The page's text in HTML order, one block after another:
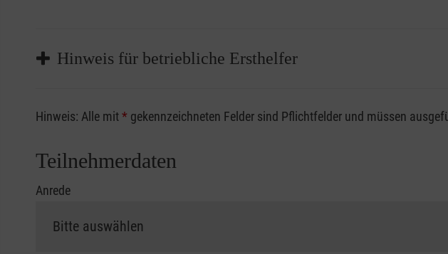
Hinweis für betriebliche Ersthelfer
Sofern Sie ein Kostenübernahmeverfahren Ihrer Berufsgenossenschaft /
vorliegen müssen. Andernfalls erfolgt eine Abrechnung der vollen Kursgebühr
Hinweis: Alle mit* gekennzeichneten Felder sind Pflichtfelder und müssen
Teilnehmerdaten
Anrede